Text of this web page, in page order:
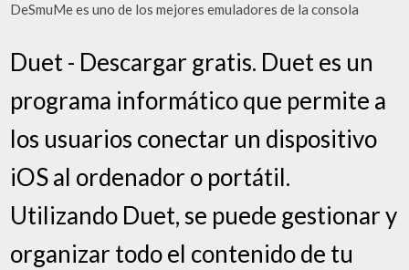
DeSmuMe es uno de los mejores emuladores de la consola
Duet - Descargar gratis. Duet es un
programa informático que permite a
los usuarios conectar un dispositivo
iOS al ordenador o portátil.
Utilizando Duet, se puede gestionar y
organizar todo el contenido de tu